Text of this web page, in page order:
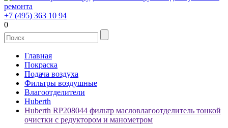
+7 (495) 363 10 94
0
Главная
Покраска
Подача воздуха
Фильтры воздушные
Влагоотделители
Huberth
Huberth RP208044 фильтр масловлагоотделитель тонкой
очистки с редуктором и манометром